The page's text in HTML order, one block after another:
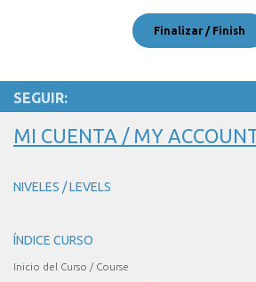
A
ver…
BLANK
muy
poco
of
3
SEGUIR:
MI CUENTA / MY
NIVELES / LEVELS
ÍNDICE CURSO
Inicio del Curso / Course